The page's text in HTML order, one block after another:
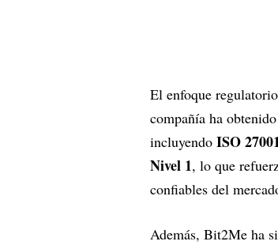
El enfoque
compañía ha obtenido
incluyendo ISO
Nivel 1, lo que
confiables del
Además, Bit2Me ha